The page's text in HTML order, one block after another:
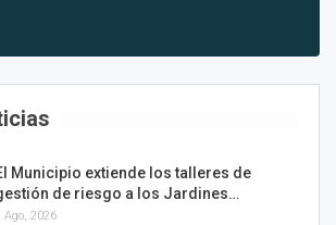
Municipio extiende los talleres de
de riesgo a los Jardines…
Ago, 2026